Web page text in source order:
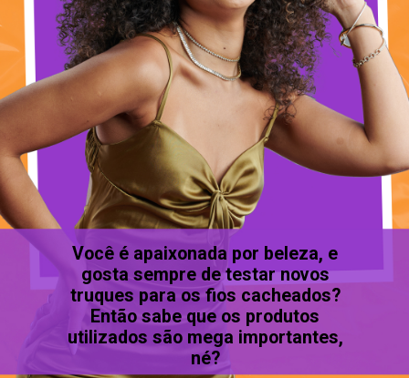
Você é apaixonada por beleza, e
gosta sempre de testar novos
truques para os fios cacheados?
Então sabe que os produtos
utilizados são mega importantes,
né?